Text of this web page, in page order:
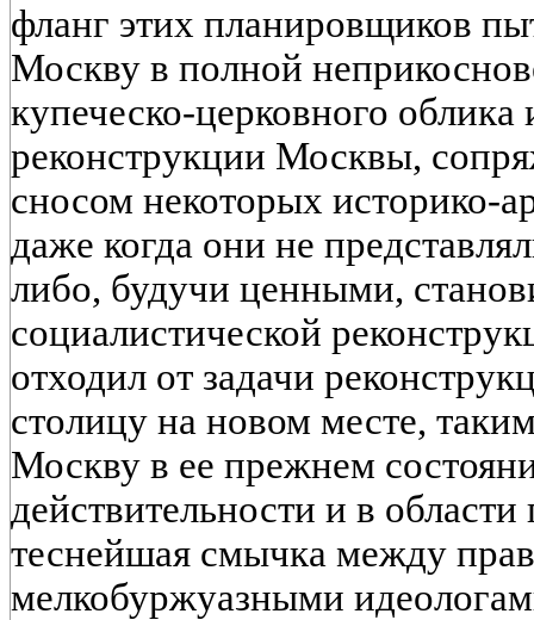
фланг этих планировщиков
Москву в полной
купеческо-церковного
реконструкции Москвы,
сносом некоторых историко-
даже когда они не
либо, будучи ценными,
социалистической
отходил от задачи
столицу на новом месте,
Москву в ее прежнем
действительности и в
теснейшая смычка между
мелкобуржуазными